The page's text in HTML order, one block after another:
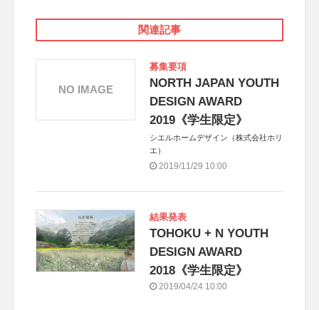
関連記事
募集要項
NORTH JAPAN YOUTH
DESIGN AWARD
2019《学生限定》
シエルホームデザイン（株式会社ホリ
エ）
2019/11/29 10:00
NO IMAGE
結果発表
TOHOKU + N YOUTH
DESIGN AWARD
2018《学生限定》
2019/04/24 10:00